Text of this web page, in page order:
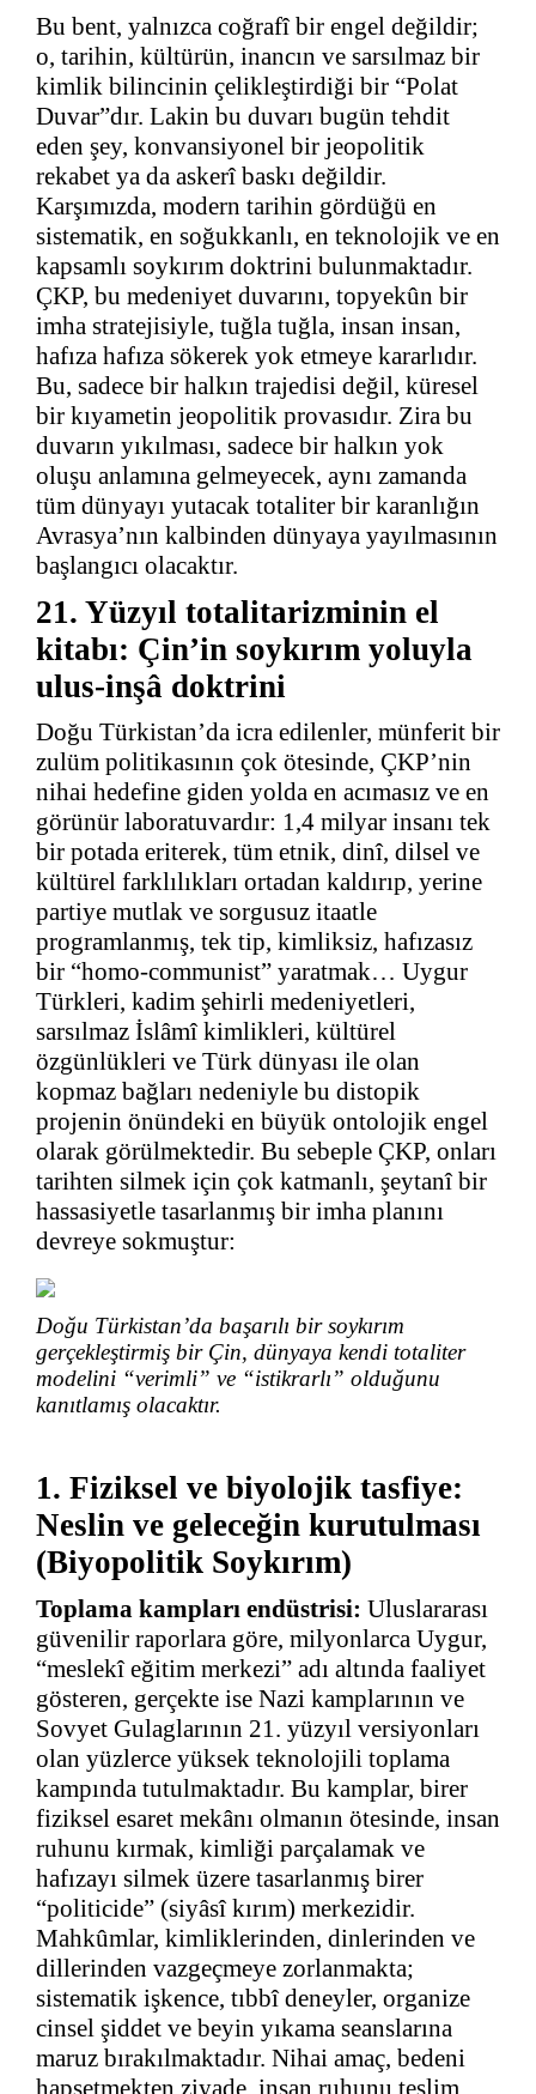
Bu bent, yalnızca coğrafî bir engel değildir;
o, tarihin, kültürün, inancın ve sarsılmaz bir
kimlik bilincinin çelikleştirdiği bir “Polat
Duvar”dır. Lakin bu duvarı bugün tehdit
eden şey, konvansiyonel bir jeopolitik
rekabet ya da askerî baskı değildir.
Karşımızda, modern tarihin gördüğü en
sistematik, en soğukkanlı, en teknolojik ve en
kapsamlı soykırım doktrini bulunmaktadır.
ÇKP, bu medeniyet duvarını, topyekûn bir
imha stratejisiyle, tuğla tuğla, insan insan,
hafıza hafıza sökerek yok etmeye kararlıdır.
Bu, sadece bir halkın trajedisi değil, küresel
bir kıyametin jeopolitik provasıdır. Zira bu
duvarın yıkılması, sadece bir halkın yok
oluşu anlamına gelmeyecek, aynı zamanda
tüm dünyayı yutacak totaliter bir karanlığın
Avrasya’nın kalbinden dünyaya yayılmasının
başlangıcı olacaktır.
21. Yüzyıl totalitarizminin el
kitabı: Çin’in soykırım yoluyla
ulus-inşâ doktrini
Doğu Türkistan’da icra edilenler, münferit bir
zulüm politikasının çok ötesinde, ÇKP’nin
nihai hedefine giden yolda en acımasız ve en
görünür laboratuvardır: 1,4 milyar insanı tek
bir potada eriterek, tüm etnik, dinî, dilsel ve
kültürel farklılıkları ortadan kaldırıp, yerine
partiye mutlak ve sorgusuz itaatle
programlanmış, tek tip, kimliksiz, hafızasız
bir “homo-communist” yaratmak… Uygur
Türkleri, kadim şehirli medeniyetleri,
sarsılmaz İslâmî kimlikleri, kültürel
özgünlükleri ve Türk dünyası ile olan
kopmaz bağları nedeniyle bu distopik
projenin önündeki en büyük ontolojik engel
olarak görülmektedir. Bu sebeple ÇKP, onları
tarihten silmek için çok katmanlı, şeytanî bir
hassasiyetle tasarlanmış bir imha planını
devreye sokmuştur:
Doğu Türkistan’da başarılı bir soykırım
gerçekleştirmiş bir Çin, dünyaya kendi totaliter
modelini “verimli” ve “istikrarlı” olduğunu
kanıtlamış olacaktır.
1. Fiziksel ve biyolojik tasfiye:
Neslin ve geleceğin kurutulması
(Biyopolitik Soykırım)
Toplama kampları endüstrisi: Uluslararası
güvenilir raporlara göre, milyonlarca Uygur,
“meslekî eğitim merkezi” adı altında faaliyet
gösteren, gerçekte ise Nazi kamplarının ve
Sovyet Gulaglarının 21. yüzyıl versiyonları
olan yüzlerce yüksek teknolojili toplama
kampında tutulmaktadır. Bu kamplar, birer
fiziksel esaret mekânı olmanın ötesinde, insan
ruhunu kırmak, kimliği parçalamak ve
hafızayı silmek üzere tasarlanmış birer
“politicide” (siyâsî kırım) merkezidir.
Mahkûmlar, kimliklerinden, dinlerinden ve
dillerinden vazgeçmeye zorlanmakta;
sistematik işkence, tıbbî deneyler, organize
cinsel şiddet ve beyin yıkama seanslarına
maruz bırakılmaktadır. Nihai amaç, bedeni
hapsetmekten ziyade, insan ruhunu teslim